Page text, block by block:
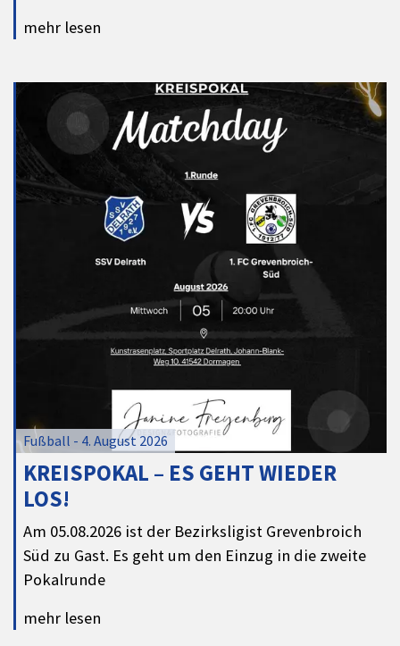
mehr lesen
Fußball - 4. August 2026
KREISPOKAL – ES GEHT WIEDER
LOS!
Am 05.08.2026 ist der Bezirksligist Grevenbroich
Süd zu Gast. Es geht um den Einzug in die zweite
Pokalrunde
mehr lesen